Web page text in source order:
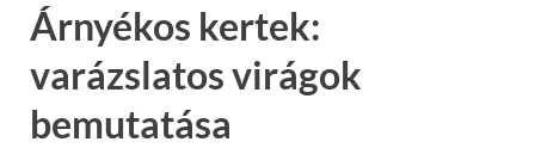
Árnyékos kertek:
varázslatos virágok
bemutatása